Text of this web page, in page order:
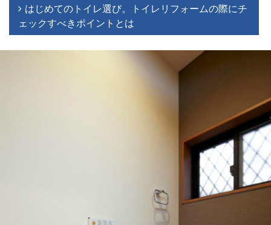
はじめてのトイレ選び。トイレリフォームの際にチ
ェックすべきポイントとは